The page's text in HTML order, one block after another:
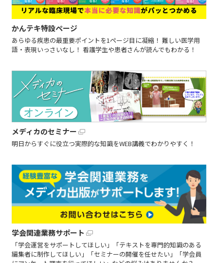
かんテキ特設ページ
あらゆる疾患の最重要ポイントを1ページ目に凝縮！ 難しい医学用
語・表現いっさいなし！ 看護学生や患者さんが読んでもわかる！
メディカのセミナー
明日からすぐに役立つ実際的な知識をWEB講義でわかりやすく！
学会関連業務サポート
「学会運営をサポートしてほしい」「テキストを専門的知識のある
編集者に制作してほしい」「セミナーの開催を任せたい」「学会員